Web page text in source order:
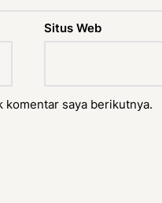
Situs Web
komentar saya berikutnya.